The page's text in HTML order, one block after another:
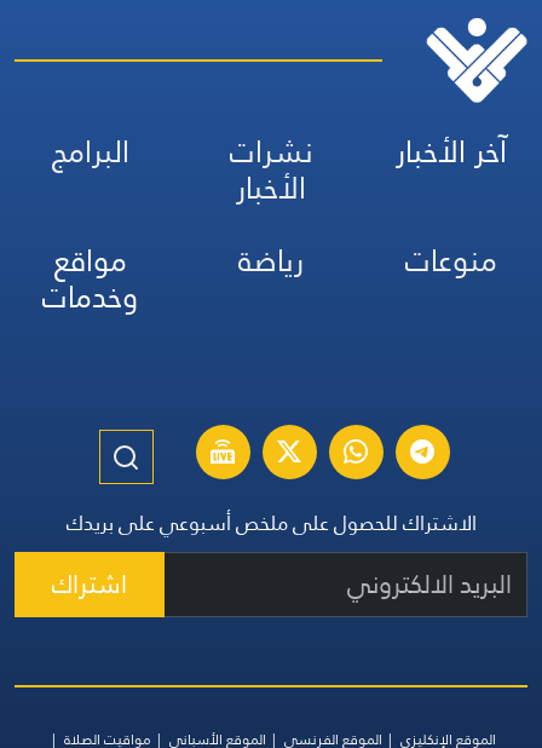
آخر الأخبار نشرات
الأخبار
البرامج
منوعات
رياضة مواقع
وخدمات
الاشتراك للحصول على ملخص أسبوعي على بريدك
اشتراك
الموقع الإنكليزي الموقع الفرنسي الموقع الأسباني مواقيت الصلاة